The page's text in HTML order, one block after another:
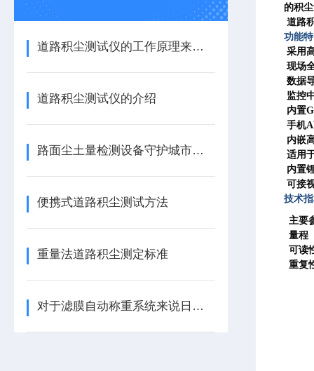
道路积尘测试仪的工作原理来了解下
道路积尘测试仪的介绍
路面尘土量检测设备守护城市空气质量
便携式道路积尘测试方法
重量法道路积尘测定标准
对于滤膜自动称重系统来说日常维护工作该如何进行
的积
道路
功能
采用
现场
数据
监控
内置
手机
内嵌
适用
内置
可接
技术
主要
量程
可读
重复